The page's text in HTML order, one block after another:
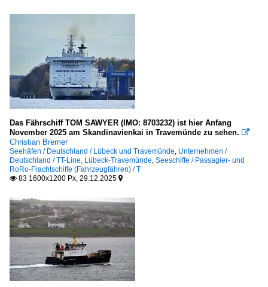
T
Galerien
Stimmungsbilder
Spezialschiffe
Bunkerboote und -schiffe
S
Unternehmen
Deutschland
Scandlines, Hamburg
TT-Line, Lübeck-Travemünde
Das Fährschiff TOM SAWYER (IMO: 8703232) ist hier Anfang
November 2025 am Skandinavienkai in Travemünde zu sehen. 
Christian Bremer
Seehäfen / Deutschland / Lübeck und Travemünde, Unternehmen /
Deutschland / TT-Line, Lübeck-Travemünde, Seeschiffe / Passagier- und
RoRo-Frachtschiffe (Fahrzeugfähren) / T
 83 1600x1200 Px, 29.12.2025 